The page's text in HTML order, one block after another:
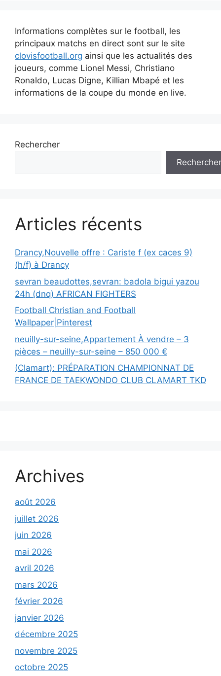
Informations complètes sur le football, les
principaux matchs en direct sont sur le site
clovisfootball.org ainsi que les actualités des
joueurs, comme Lionel Messi, Christiano
Ronaldo, Lucas Digne, Killian Mbapé et les
informations de la coupe du monde en live.
Rechercher
Rechercher
Articles récents
Drancy,Nouvelle offre : Cariste f (ex caces 9)
(h/f) à Drancy
sevran beaudottes,sevran: badola bigui yazou
24h (dnq) AFRICAN FIGHTERS
Football Christian and Football
Wallpaper|Pinterest
neuilly-sur-seine,Appartement À vendre – 3
pièces – neuilly-sur-seine – 850 000 €
(Clamart): PRÉPARATION CHAMPIONNAT DE
FRANCE DE TAEKWONDO CLUB CLAMART TKD
Archives
août 2026
juillet 2026
juin 2026
mai 2026
avril 2026
mars 2026
février 2026
janvier 2026
décembre 2025
novembre 2025
octobre 2025